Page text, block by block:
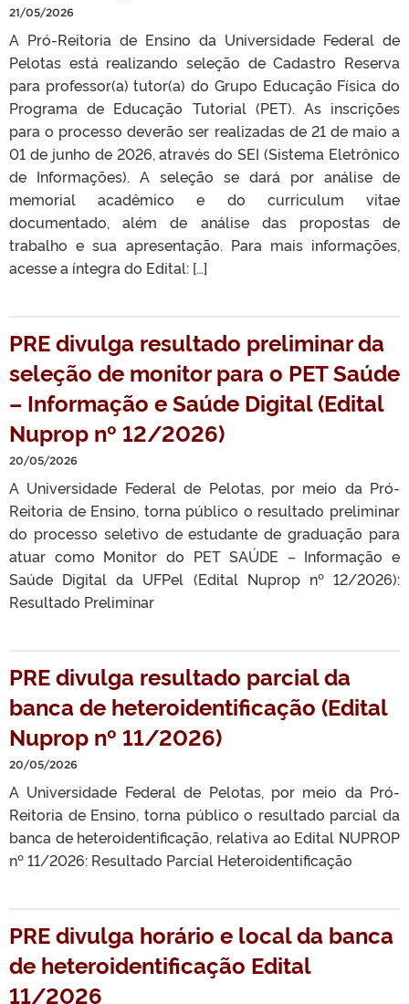
21/05/2026
A Pró-Reitoria de Ensino da Universidade Federal de
Pelotas está realizando seleção de Cadastro Reserva
para professor(a) tutor(a) do Grupo Educação Física do
Programa de Educação Tutorial (PET). As inscrições
para o processo deverão ser realizadas de 21 de maio a
01 de junho de 2026, através do SEI (Sistema Eletrônico
de Informações). A seleção se dará por análise de
memorial acadêmico e do curriculum vitae
documentado, além de análise das propostas de
trabalho e sua apresentação. Para mais informações,
acesse a íntegra do Edital: […]
PRE divulga resultado preliminar da
seleção de monitor para o PET Saúde
– Informação e Saúde Digital (Edital
Nuprop nº 12/2026)
20/05/2026
A Universidade Federal de Pelotas, por meio da Pró-
Reitoria de Ensino, torna público o resultado preliminar
do processo seletivo de estudante de graduação para
atuar como Monitor do PET SAÚDE – Informação e
Saúde Digital da UFPel (Edital Nuprop nº 12/2026):
Resultado Preliminar
PRE divulga resultado parcial da
banca de heteroidentificação (Edital
Nuprop nº 11/2026)
20/05/2026
A Universidade Federal de Pelotas, por meio da Pró-
Reitoria de Ensino, torna público o resultado parcial da
banca de heteroidentificação, relativa ao Edital NUPROP
nº 11/2026: Resultado Parcial Heteroidentificação
PRE divulga horário e local da banca
de heteroidentificação Edital
11/2026